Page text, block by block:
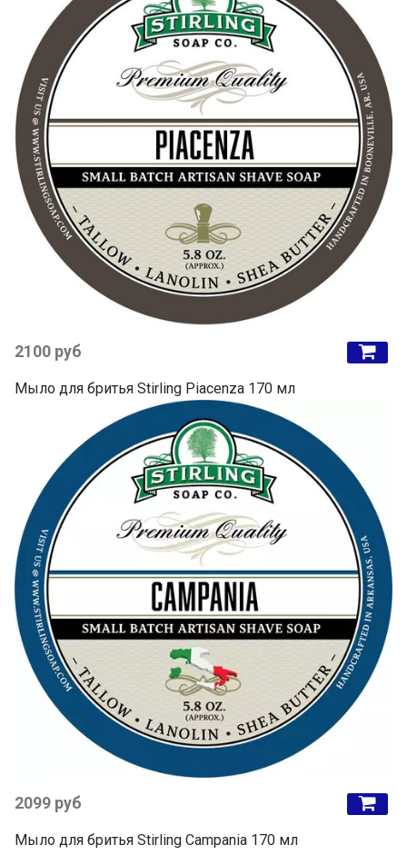
2100 руб
Мыло для бритья Stirling Piacenza 170 мл
2099 руб
Мыло для бритья Stirling Campania 170 мл